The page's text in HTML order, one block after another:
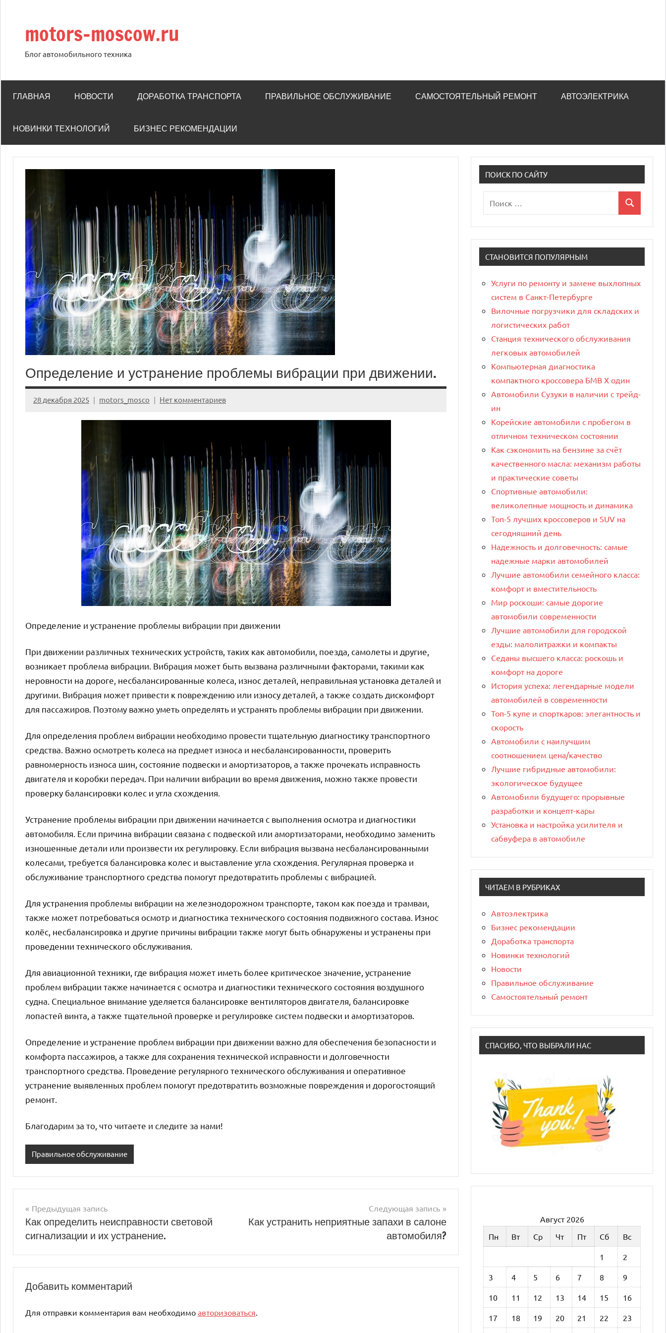
содержимому
motors-moscow.ru
Блог автомобильного техника
ГЛАВНАЯ НОВОСТИ ДОРАБОТКА ТРАНСПОРТА ПРАВИЛЬНОЕ ОБСЛУЖИВАНИЕ САМОСТОЯТЕЛЬНЫЙ РЕМОНТ АВТОЭЛЕКТРИКА
НОВИНКИ ТЕХНОЛОГИЙ БИЗНЕС РЕКОМЕНДАЦИИ
Определение и устранение проблемы вибрации при движении.
28 декабря 2025 motors_mosco Нет комментариев
Определение и устранение проблемы вибрации при движении
При движении различных технических устройств, таких как автомобили, поезда, самолеты и другие,
возникает проблема вибрации. Вибрация может быть вызвана различными факторами, такими как
неровности на дороге, несбалансированные колеса, износ деталей, неправильная установка деталей и
другими. Вибрация может привести к повреждению или износу деталей, а также создать дискомфорт
для пассажиров. Поэтому важно уметь определять и устранять проблемы вибрации при движении.
Для определения проблем вибрации необходимо провести тщательную диагностику транспортного
средства. Важно осмотреть колеса на предмет износа и несбалансированности, проверить
равномерность износа шин, состояние подвески и амортизаторов, а также прочекать исправность
двигателя и коробки передач. При наличии вибрации во время движения, можно также провести
проверку балансировки колес и угла схождения.
Устранение проблемы вибрации при движении начинается с выполнения осмотра и диагностики
автомобиля. Если причина вибрации связана с подвеской или амортизаторами, необходимо заменить
изношенные детали или произвести их регулировку. Если вибрация вызвана несбалансированными
колесами, требуется балансировка колес и выставление угла схождения. Регулярная проверка и
обслуживание транспортного средства помогут предотвратить проблемы с вибрацией.
Для устранения проблемы вибрации на железнодорожном транспорте, таком как поезда и трамваи,
также может потребоваться осмотр и диагностика технического состояния подвижного состава. Износ
колёс, несбалансировка и другие причины вибрации также могут быть обнаружены и устранены при
проведении технического обслуживания.
Для авиационной техники, где вибрация может иметь более критическое значение, устранение
проблем вибрации также начинается с осмотра и диагностики технического состояния воздушного
судна. Специальное внимание уделяется балансировке вентиляторов двигателя, балансировке
лопастей винта, а также тщательной проверке и регулировке систем подвески и амортизаторов.
Определение и устранение проблем вибрации при движении важно для обеспечения безопасности и
комфорта пассажиров, а также для сохранения технической исправности и долговечности
транспортного средства. Проведение регулярного технического обслуживания и оперативное
устранение выявленных проблем помогут предотвратить возможные повреждения и дорогостоящий
ремонт.
Благодарим за то, что читаете и следите за нами!
Правильное обслуживание
Навигация
по
записям
Предыдущая запись
Как определить неисправности световой
сигнализации и их устранение.
Следующая запись
Как устранить неприятные запахи в салоне
автомобиля?
Добавить комментарий
Для отправки комментария вам необходимо авторизоваться
ПОИСК ПО САЙТУ
для:
Поиск
СТАНОВИТСЯ ПОПУЛЯРНЫМ
Услуги по ремонту и замене выхлопных
систем в Санкт-Петербурге
Вилочные погрузчики для складских и
логистических работ
Станция технического обслуживания
легковых автомобилей
Компьютерная диагностика
компактного кроссовера БМВ Х один
Автомобили Сузуки в наличии с трейд-
ин
Корейские автомобили с пробегом в
отличном техническом состоянии
Как сэкономить на бензине за счёт
качественного масла: механизм работы
и практические советы
Спортивные автомобили:
великолепные мощность и динамика
Топ-5 лучших кроссоверов и SUV на
сегодняшний день
Надежность и долговечность: самые
надежные марки автомобилей
Лучшие автомобили семейного класса:
комфорт и вместительность
Мир роскоши: самые дорогие
автомобили современности
Лучшие автомобили для городской
езды: малолитражки и компакты
Седаны высшего класса: роскошь и
комфорт на дороге
История успеха: легендарные модели
автомобилей в современности
Топ-5 купе и спорткаров: элегантность и
скорость
Автомобили с наилучшим
соотношением цена/качество
Лучшие гибридные автомобили:
экологическое будущее
Автомобили будущего: прорывные
разработки и концепт-кары
Установка и настройка усилителя и
сабвуфера в автомобиле
ЧИТАЕМ В РУБРИКАХ
Автоэлектрика
Бизнес рекомендации
Доработка транспорта
Новинки технологий
Новости
Правильное обслуживание
Самостоятельный ремонт
СПАСИБО, ЧТО ВЫБРАЛИ НАС
Август 2026
Пн
Вт Ср Чт Пт Сб Вс
1 2
3 4 5 6 7 8 9
10 11 12 13 14 15 16
17 18 19 20 21 22 23